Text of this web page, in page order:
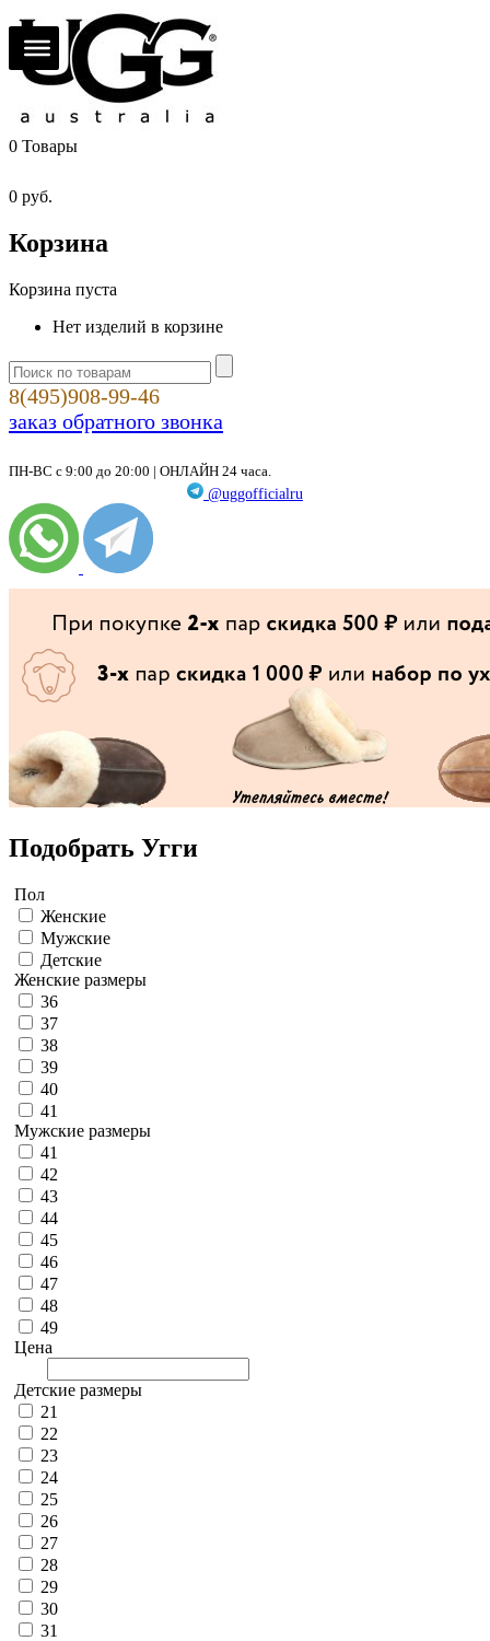
0 Товары
0 руб.
Корзина
Корзина пуста
Нет изделий в корзине
8(495)908-99-46
заказ обратного звонка
ПН-ВС с 9:00 до 20:00 | ОНЛАЙН 24 часа.
@uggofficialru
Подобрать Угги
Пол
Женские
Мужские
Детские
Женские размеры
36
37
38
39
40
41
Мужские размеры
41
42
43
44
45
46
47
48
49
Цена
Детские размеры
21
22
23
24
25
26
27
28
29
30
31